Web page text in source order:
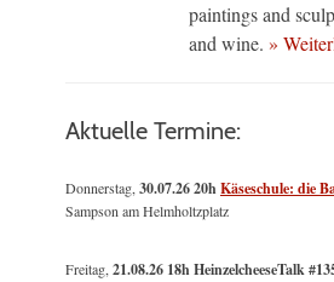
paintings and
and wine. »
Aktuelle Termine:
Donnerstag,30.07.26 20hKäseschule: die
Sampson am Helmholtzplatz
Freitag,21.08.26 18h HeinzelcheeseTalk